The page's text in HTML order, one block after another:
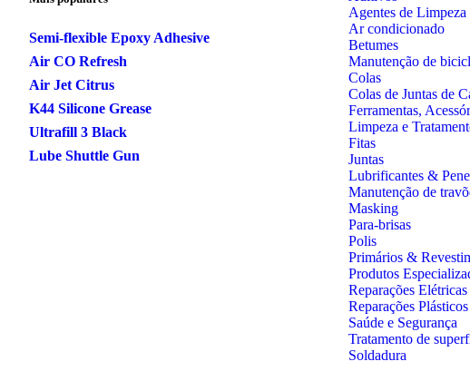
Semi-flexible Epoxy Adhesive
Air CO Refresh
Air Jet Citrus
K44 Silicone Grease
Ultrafill 3 Black
Lube Shuttle Gun
Agentes de Limpeza
Ar condicionado
Betumes
Manutenção de
Colas
Colas de Juntas de
Ferramentas,
Limpeza e
Fitas
Juntas
Lubrificantes &
Manutenção de
Masking
Para-brisas
Polis
Primários &
Produtos
Reparações Elétricas
Reparações
Saúde e Segurança
Tratamento de
Soldadura